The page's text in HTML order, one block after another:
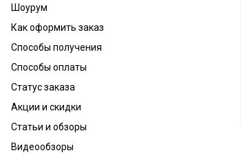
Шоурум
Как оформить заказ
Способы получения
Способы оплаты
Статус заказа
Акции и скидки
Статьи и обзоры
Видеообзоры